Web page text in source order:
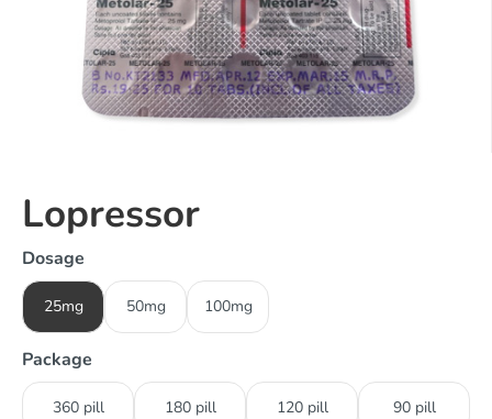
Lopressor
Dosage
25mg 50mg 100mg
Package
360 pill 180 pill 120 pill 90 pill